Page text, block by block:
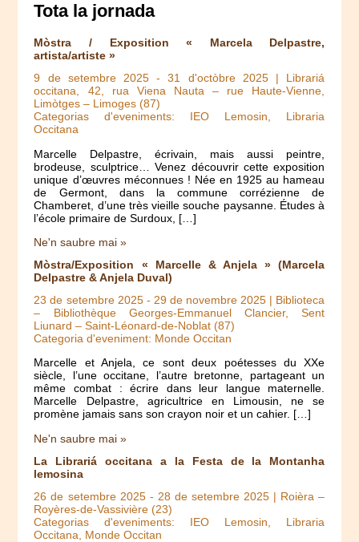
Tota la jornada
Mòstra / Exposition « Marcela Delpastre,
artista/artiste »
9 de setembre 2025 -31 d'octòbre 2025| Librariá
occitana, 42, rua Viena Nauta – rue Haute-Vienne,
Limòtges – Limoges (87)
Categorias d'eveniments: IEO Lemosin, Libraria
Occitana
Marcelle Delpastre, écrivain, mais aussi peintre,
brodeuse, sculptrice… Venez découvrir cette exposition
unique d’œuvres méconnues ! Née en 1925 au hameau
de Germont, dans la commune corrézienne de
Chamberet, d’une très vieille souche paysanne. Études à
l’école primaire de Surdoux, […]
Ne'n saubre mai »
Mòstra/Exposition « Marcelle & Anjela » (Marcela
Delpastre & Anjela Duval)
23 de setembre 2025- 29 de novembre 2025 | Biblioteca
– Bibliothèque Georges-Emmanuel Clancier, Sent
Liunard – Saint-Léonard-de-Noblat (87)
Categoria d'eveniment: Monde Occitan
Marcelle et Anjela, ce sont deux poétesses du XXe
siècle, l’une occitane, l’autre bretonne, partageant un
même combat : écrire dans leur langue maternelle.
Marcelle Delpastre, agricultrice en Limousin, ne se
promène jamais sans son crayon noir et un cahier. […]
Ne'n saubre mai »
La Librariá occitana a la Festa de la Montanha
lemosina
26 de setembre 2025- 28 de setembre 2025 | Roièra –
Royères-de-Vassivière (23)
Categorias d'eveniments: IEO Lemosin, Libraria
Occitana, Monde Occitan